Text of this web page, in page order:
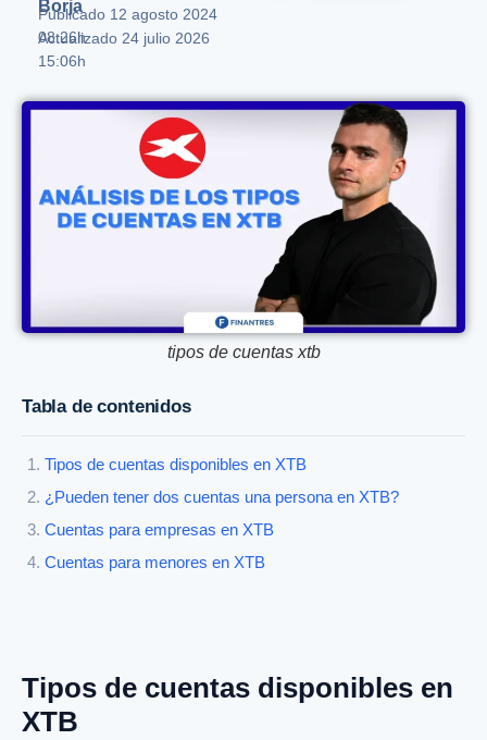
Borja
Publicado 12 agosto 2024
08:26h
Actualizado 24 julio 2026
15:06h
tipos de cuentas xtb
Tabla de contenidos
Tipos de cuentas disponibles en XTB
¿Pueden tener dos cuentas una persona en XTB?
Cuentas para empresas en XTB
Cuentas para menores en XTB
Tipos de cuentas disponibles en
XTB